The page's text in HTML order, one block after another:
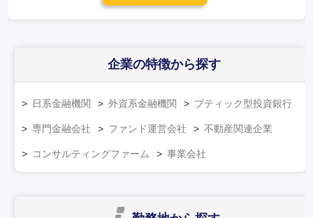
企業の特徴から探す
日系金融機関 外資系金融機関 ブティック型投資銀行
専門金融会社 ファンド運営会社 不動産関連企業
コンサルティングファーム 事業会社